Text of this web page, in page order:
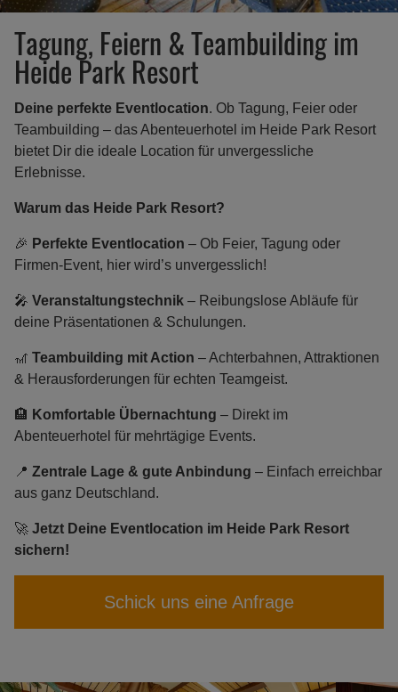
Tagung, Feiern & Teambuilding im
Heide Park Resort
Deine perfekte Eventlocation. Ob Tagung, Feier oder
Teambuilding – das Abenteuerhotel im Heide Park Resort
bietet Dir die ideale Location für unvergessliche
Erlebnisse.
Warum das Heide Park Resort?
🎉 Perfekte Eventlocation – Ob Feier, Tagung oder
Firmen-Event, hier wird’s unvergesslich!
🎤 Veranstaltungstechnik – Reibungslose Abläufe für
deine Präsentationen & Schulungen.
🎢 Teambuilding mit Action – Achterbahnen, Attraktionen
& Herausforderungen für echten Teamgeist.
🏨 Komfortable Übernachtung – Direkt im
Abenteuerhotel für mehrtägige Events.
📍 Zentrale Lage & gute Anbindung – Einfach erreichbar
aus ganz Deutschland.
🚀 Jetzt Deine Eventlocation im Heide Park Resort
sichern!
Schick uns eine Anfrage